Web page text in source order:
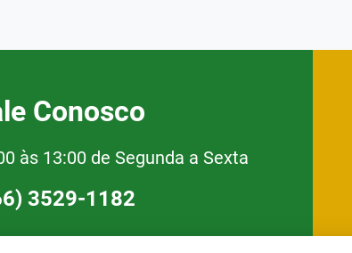
Conosco
às 13:00 de Segunda a Sexta
3529-1182